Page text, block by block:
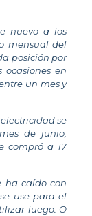
nuevo a los
mensual del
posición por
en
un mes y
se
de junio,
compró a 17
ha caído con
use para el
luego. O